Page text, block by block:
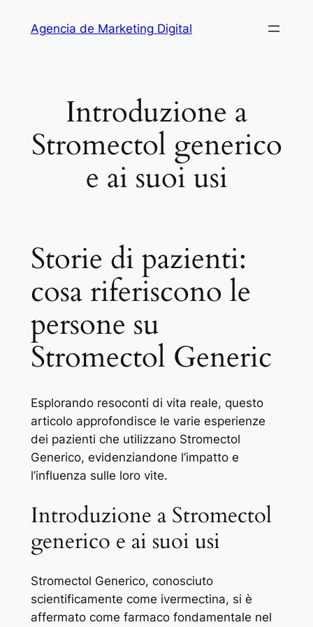
Agencia de Marketing Digital
Introduzione a
Stromectol generico
e ai suoi usi
Storie di pazienti:
cosa riferiscono le
persone su
Stromectol Generic
Esplorando resoconti di vita reale, questo
articolo approfondisce le varie esperienze
dei pazienti che utilizzano Stromectol
Generico, evidenziandone l’impatto e
l’influenza sulle loro vite.
Introduzione a Stromectol
generico e ai suoi usi
Stromectol Generico, conosciuto
scientificamente come ivermectina, si è
affermato come farmaco fondamentale nel